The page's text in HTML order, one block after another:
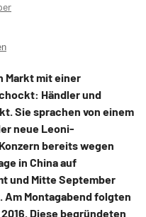
Markt mit einer
Händler und
Sie sprachen von einem
neue Leoni-
bereits wegen
in China auf
und Mitte September
Am Montagabend folgten
Diese begründeten